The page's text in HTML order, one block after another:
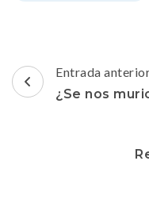
Navegación
de
Entrada
¿Se nos